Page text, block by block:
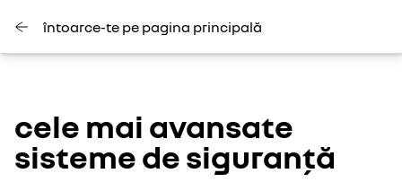
întoarce-te pe pagina principală
cele mai avansate
sisteme de siguranță